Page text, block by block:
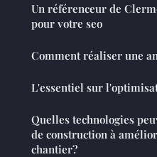
Un référenceur de
pour votre seo
Comment réaliser une
L'essentiel sur
Quelles technologies
de construction à
chantier?